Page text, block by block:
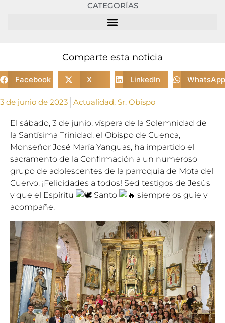
CATEGORÍAS
Comparte esta noticia
Facebook X LinkedIn WhatsApp
3 de junio de 2023 Actualidad, Sr. Obispo
El sábado, 3 de junio, víspera de la Solemnidad de
la Santísima Trinidad, el Obispo de Cuenca,
Monseñor José María Yanguas, ha impartido el
sacramento de la Confirmación a un numeroso
grupo de adolescentes de la parroquia de Mota del
Cuervo. ¡Felicidades a todos! Sed testigos de Jesús
y que el Espíritu
Santo
siempre os guíe y
acompañe.